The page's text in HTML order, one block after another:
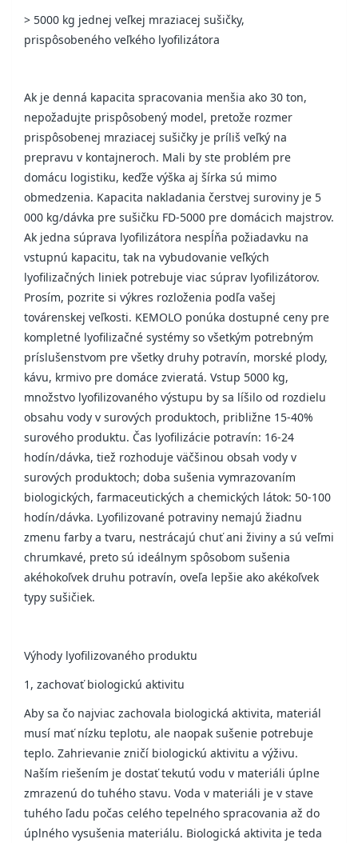
> 5000 kg jednej veľkej mraziacej sušičky,
prispôsobeného veľkého lyofilizátora
Ak je denná kapacita spracovania menšia ako 30 ton,
nepožadujte prispôsobený model, pretože rozmer
prispôsobenej mraziacej sušičky je príliš veľký na
prepravu v kontajneroch. Mali by ste problém pre
domácu logistiku, keďže výška aj šírka sú mimo
obmedzenia. Kapacita nakladania čerstvej suroviny je 5
000 kg/dávka pre sušičku FD-5000 pre domácich majstrov.
Ak jedna súprava lyofilizátora nespĺňa požiadavku na
vstupnú kapacitu, tak na vybudovanie veľkých
lyofilizačných liniek potrebuje viac súprav lyofilizátorov.
Prosím, pozrite si výkres rozloženia podľa vašej
továrenskej veľkosti. KEMOLO ponúka dostupné ceny pre
kompletné lyofilizačné systémy so všetkým potrebným
príslušenstvom pre všetky druhy potravín, morské plody,
kávu, krmivo pre domáce zvieratá. Vstup 5000 kg,
množstvo lyofilizovaného výstupu by sa líšilo od rozdielu
obsahu vody v surových produktoch, približne 15-40%
surového produktu. Čas lyofilizácie potravín: 16-24
hodín/dávka, tiež rozhoduje väčšinou obsah vody v
surových produktoch; doba sušenia vymrazovaním
biologických, farmaceutických a chemických látok: 50-100
hodín/dávka. Lyofilizované potraviny nemajú žiadnu
zmenu farby a tvaru, nestrácajú chuť ani živiny a sú veľmi
chrumkavé, preto sú ideálnym spôsobom sušenia
akéhokoľvek druhu potravín, oveľa lepšie ako akékoľvek
typy sušičiek.
Výhody lyofilizovaného produktu
1, zachovať biologickú aktivitu
Aby sa čo najviac zachovala biologická aktivita, materiál
musí mať nízku teplotu, ale naopak sušenie potrebuje
teplo. Zahrievanie zničí biologickú aktivitu a výživu.
Naším riešením je dostať tekutú vodu v materiáli úplne
zmrazenú do tuhého stavu. Voda v materiáli je v stave
tuhého ľadu počas celého tepelného spracovania až do
úplného vysušenia materiálu. Biologická aktivita je teda